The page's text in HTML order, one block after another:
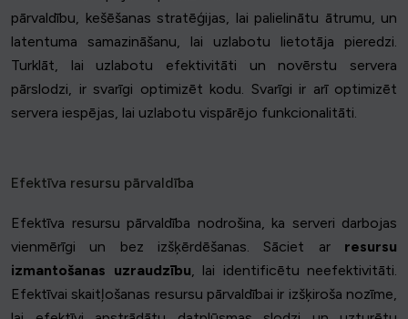
pārvaldību, kešēšanas stratēģijas, lai palielinātu ātrumu, un
latentuma samazināšanu, lai uzlabotu lietotāja pieredzi.
Turklāt, lai uzlabotu efektivitāti un novērstu servera
pārslodzi, ir svarīgi optimizēt kodu. Svarīgi ir arī optimizēt
servera iespējas, lai uzlabotu vispārējo funkcionalitāti.
Efektīva resursu pārvaldība
Efektīva resursu pārvaldība nodrošina, ka serveri darbojas
vienmērīgi un bez izšķērdēšanas. Sāciet ar resursu
izmantošanas uzraudzību, lai identificētu neefektivitāti.
Efektīvai skaitļošanas resursu pārvaldībai ir izšķiroša nozīme,